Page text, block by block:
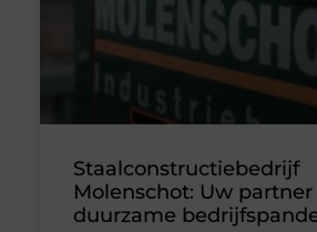
Staalconstructiebedrijf
Molenschot: Uw partner
duurzame